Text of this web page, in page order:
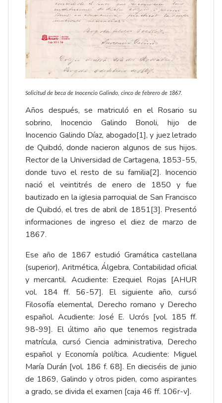
Solicitud de beca de Inocencio Galindo, cinco de febrero de 1867.
Años después, se matriculó en el Rosario su
sobrino, Inocencio Galindo Bonoli, hijo de
Inocencio Galindo Díaz, abogado[1], y juez letrado
de Quibdó, donde nacieron algunos de sus hijos.
Rector de la Universidad de Cartagena, 1853-55,
donde tuvo el resto de su familia[2]. Inocencio
nació el veintitrés de enero de 1850 y fue
bautizado en la iglesia parroquial de San Francisco
de Quibdó, el tres de abril de 1851[3]. Presentó
informaciones de ingreso el diez de marzo de
1867.
Ese año de 1867 estudió Gramática castellana
(superior), Aritmética, Álgebra, Contabilidad oficial
y mercantil. Acudiente: Ezequiel Rojas [AHUR
vol. 184 ff. 56-57]. El siguiente año, cursó
Filosofía elemental, Derecho romano y Derecho
español. Acudiente: José E. Ucrós [vol. 185 ff.
98-99]. El último año que tenemos registrada
matrícula, cursó Ciencia administrativa, Derecho
español y Economía política. Acudiente: Miguel
María Durán [vol. 186 f. 68]. En dieciséis de junio
de 1869, Galindo y otros piden, como aspirantes
a grado, se divida el examen [caja 46 ff. 106r-v].